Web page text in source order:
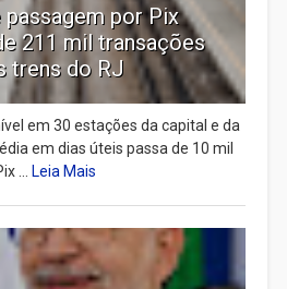
por Pix
211 mil transações
trens do RJ
em 30 estações da capital e da
em dias úteis passa de 10 mil
...
Leia Mais